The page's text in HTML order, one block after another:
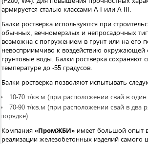
армируется сталью классами A-I или A-III.
Балки ростверка используются при
обычных, вечномерзлых и непросадочных
возможна с погружением в грунт или на его
невосприимчиво к воздействию окружающей
грунтовые воды. Балки ростверка сохраняют
температуре до -55 градусов.
Балки ростверка позволяют испытывать
10-70 т/кв.м (при расположении свай в один
70-90 т/кв.м (при расположении свай в два
порядке)
Компания «ПромЖБИ» имеет большой опыт
реализации железобетонных изделий самого